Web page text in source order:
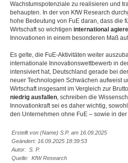
Wachstumspotenziale zu realisieren und
behaupten. In der von KfW Research
hohe Bedeutung von FuE daran, dass die
Wirtschaft so wichtigen international
Innovationen in einem besonderen Maß
Es gelte, die FuE-Aktivitäten weiter
internationale Innovationswettbewerb in
intensiviert hat, Deutschland gerade bei
neuer Technologien Schwächen aufweist
Wirtschaft insgesamt im Vergleich zur
niedrig ausfallen, schreiben die
Innovationkraft sei es daher wichtig,
den Unternehmen ohne FuE – sowie in
Erstellt von (Name) S.P. am 16.09.2025
Geändert: 16.09.2025 18:39:53
Autor: S. P.
Quelle: KfW Research